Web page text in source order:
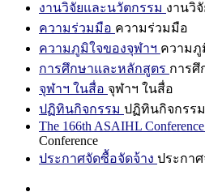
งานวิจัยและนวัตกรรม งานวิ
ความร่วมมือ ความร่วมมือ
ความภูมิใจของจุฬาฯ ความภู
การศึกษาและหลักสูตร การศึ
จุฬาฯ ในสื่อ จุฬาฯ ในสื่อ
ปฏิทินกิจกรรม ปฏิทินกิจกรรม
The 166th ASAIHL Conference
Conference
ประกาศจัดซื้อจัดจ้าง ประกา